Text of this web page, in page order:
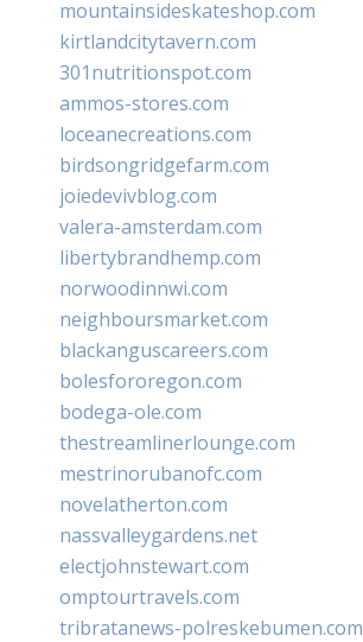
mountainsideskateshop.com
kirtlandcitytavern.com
301nutritionspot.com
ammos-stores.com
loceanecreations.com
birdsongridgefarm.com
joiedevivblog.com
valera-amsterdam.com
libertybrandhemp.com
norwoodinnwi.com
neighboursmarket.com
blackanguscareers.com
bolesfororegon.com
bodega-ole.com
thestreamlinerlounge.com
mestrinorubanofc.com
novelatherton.com
nassvalleygardens.net
electjohnstewart.com
omptourtravels.com
tribratanews-polreskebumen.com